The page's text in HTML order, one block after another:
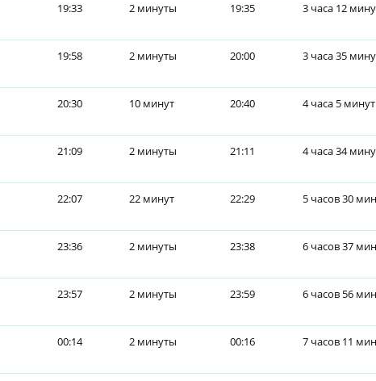
19:33 2 минуты 19:35 3 часа 12
19:58 2 минуты 20:00 3 часа 35
20:30 10 минут 20:40 4 часа 5 минут
21:09 2 минуты 21:11 4 часа 34
22:07 22 минут 22:29 5 часов 30
23:36 2 минуты 23:38 6 часов 37
23:57 2 минуты 23:59 6 часов 56
00:14 2 минуты 00:16 7 часов 11